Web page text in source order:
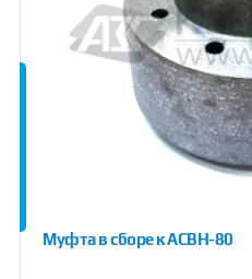
Муфта в сборе к АСВН-80